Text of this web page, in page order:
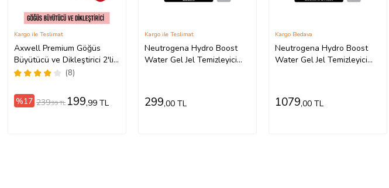
Axwell Premium Göğüs
Büyütücü ve Dikleştirici 2'li
Göğüs Bakım Seti (Serum
(8)
Kargo ile Teslimat
%17 239,99 TL 199,99 TL
Neutrogena Hydro Boost
Water Gel Jel Temizleyici
Kargo ile Teslimat
299,00 TL
Neutrogena Hydro Boost
Water Gel Jel Temizleyici
Kargo Bedava
1079,00 TL